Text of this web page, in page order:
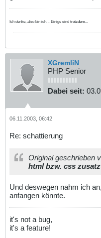
Ich denke, also bin ich. - Einige sind trotzdem...
XGremliN
PHP Senior
Dabei seit:
06.11.2003, 06:42
Re: schattierung
Original geschrieben
html bzw. css
Und deswegen nahm ich
anfangen könnte.
it's not a bug,
it's a feature!